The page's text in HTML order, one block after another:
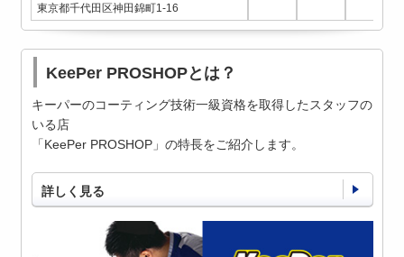
東京都千代田区神田錦町1-16
KeePer PROSHOPとは？
キーパーのコーティング技術一級資格を取得したスタッフの
いる店
「KeePer PROSHOP」の特長をご紹介します。
詳しく見る